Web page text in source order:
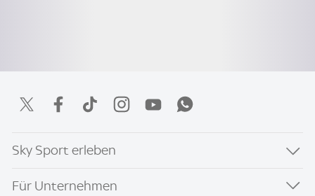
Sky Sport erleben
Für Unternehmen